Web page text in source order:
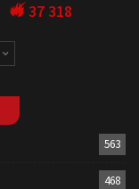
37 318
563
468